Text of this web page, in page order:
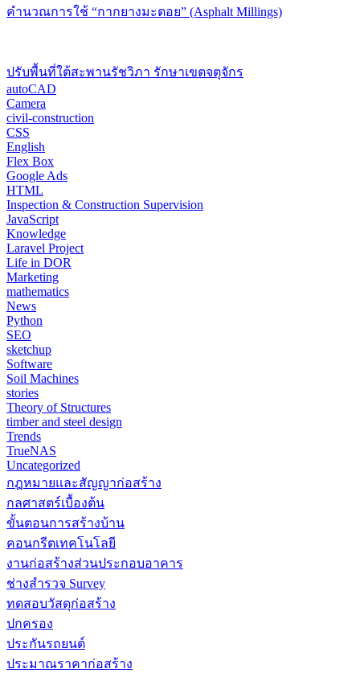
คำนวณการใช้ “กากยางมะตอย” (Asphalt Millings)
ปรับพื้นที่ใต้สะพานรัชวิภา รักษาเขตจตุจักร
autoCAD
Camera
civil-construction
CSS
English
Flex Box
Google Ads
HTML
Inspection & Construction Supervision
JavaScript
Knowledge
Laravel Project
Life in DOR
Marketing
mathematics
News
Python
SEO
sketchup
Software
Soil Machines
stories
Theory of Structures
timber and steel design
Trends
TrueNAS
Uncategorized
กฎหมายและสัญญาก่อสร้าง
กลศาสตร์เบื้องต้น
ขั้นตอนการสร้างบ้าน
คอนกรีตเทคโนโลยี
งานก่อสร้างส่วนประกอบอาคาร
ช่างสำรวจ Survey
ทดสอบวัสดุก่อสร้าง
ปกครอง
ประกันรถยนต์
ประมาณราคาก่อสร้าง